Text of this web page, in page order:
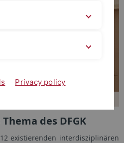
des DFGK
existierenden interdisziplinären
Privacy policy